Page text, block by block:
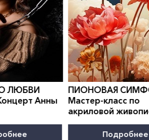
по
0">
ВСТРЕЧА В КЛУБЕ
АВТОРСКОЙ ПЕСНИ
Подробнее